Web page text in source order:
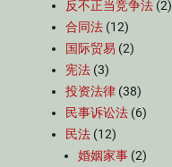
反不正当竞争法 (2)
合同法 (12)
国际贸易 (2)
宪法 (3)
投资法律 (38)
民事诉讼法 (6)
民法 (12)
婚姻家事 (2)